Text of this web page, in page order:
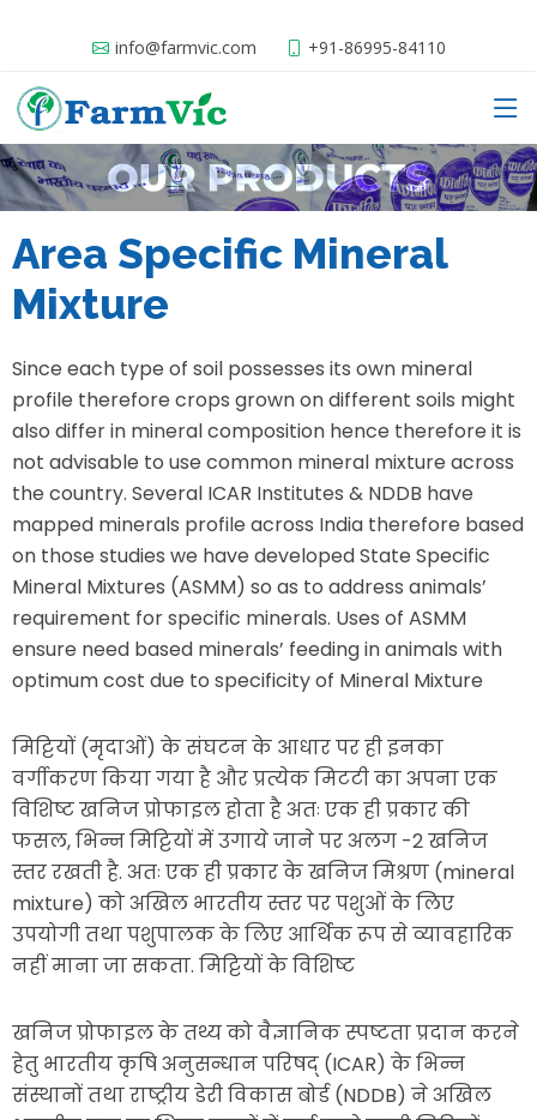
info@farmvic.com +91-86995-84110
Area Specific Mineral
Mixture
Since each type of soil possesses its own mineral
profile therefore crops grown on different soils might
also differ in mineral composition hence therefore it is
not advisable to use common mineral mixture across
the country. Several ICAR Institutes & NDDB have
mapped minerals profile across India therefore based
on those studies we have developed State Specific
Mineral Mixtures (ASMM) so as to address animals’
requirement for specific minerals. Uses of ASMM
ensure need based minerals’ feeding in animals with
optimum cost due to specificity of Mineral Mixture
मिट्टियों (मृदाओं) के संघटन के आधार पर ही इनका
वर्गीकरण किया गया है और प्रत्येक मिटटी का अपना एक
विशिष्ट खनिज प्रोफाइल होता है अतः एक ही प्रकार की
फसल, भिन्न मिट्टियों में उगाये जाने पर अलग -2 खनिज
स्तर रखती है. अतः एक ही प्रकार के खनिज मिश्रण (mineral
mixture) को अखिल भारतीय स्तर पर पशुओं के लिए
उपयोगी तथा पशुपालक के लिए आर्थिक रूप से व्यावहारिक
नहीं माना जा सकता. मिट्टियों के विशिष्ट
खनिज प्रोफाइल के तथ्य को वैज्ञानिक स्पष्टता प्रदान करने
हेतु भारतीय कृषि अनुसन्धान परिषद् (ICAR) के भिन्न
संस्थानों तथा राष्ट्रीय डेरी विकास बोर्ड (NDDB) ने अखिल